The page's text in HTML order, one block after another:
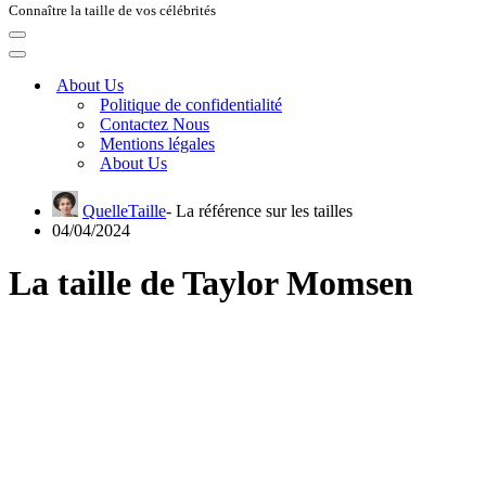
Connaître la taille de vos célébrités
Navigation
Menu
Navigation
About Us
Politique de confidentialité
Contactez Nous
Mentions légales
About Us
QuelleTaille
04/04/2024
La taille de Taylor Momsen